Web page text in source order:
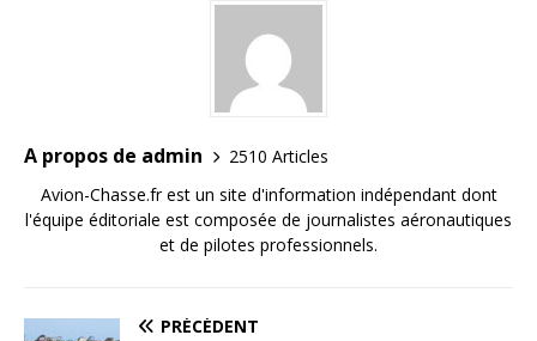
A propos de admin
2510 Articles
Avion-Chasse.fr est un site d'information indépendant dont
l'équipe éditoriale est composée de journalistes aéronautiques
et de pilotes professionnels.
PRÉCÉDENT